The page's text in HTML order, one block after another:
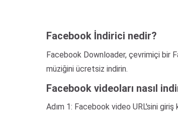
Facebook İndirici nedir?
Facebook Downloader, çevrimiçi bir
müziğini ücretsiz indirin.
Facebook videoları nasıl
Adım 1: Facebook video URL'sini giriş